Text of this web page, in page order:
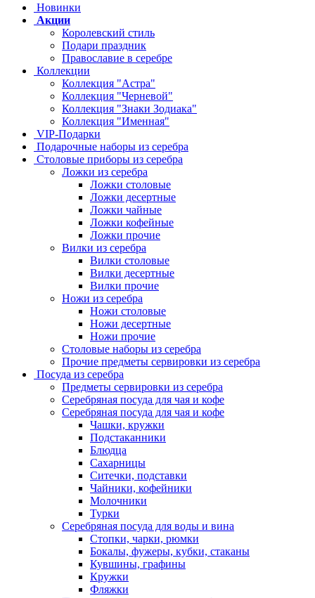
Новинки
Акции
Королевский стиль
Подари праздник
Православие в серебре
Коллекции
Коллекция "Астра"
Коллекция "Черневой"
Коллекция "Знаки Зодиака"
Коллекция "Именная"
VIP-Подарки
Подарочные наборы из серебра
Столовые приборы из серебра
Ложки из серебра
Ложки столовые
Ложки десертные
Ложки чайные
Ложки кофейные
Ложки прочие
Вилки из серебра
Вилки столовые
Вилки десертные
Вилки прочие
Ножи из серебра
Ножи столовые
Ножи десертные
Ножи прочие
Столовые наборы из серебра
Прочие предметы сервировки из серебра
Посуда из серебра
Предметы сервировки из серебра
Серебряная посуда для чая и кофе
Серебряная посуда для чая и кофе
Чашки, кружки
Подстаканники
Блюдца
Сахарницы
Ситечки, подставки
Чайники, кофейники
Молочники
Турки
Серебряная посуда для воды и вина
Стопки, чарки, рюмки
Бокалы, фужеры, кубки, стаканы
Кувшины, графины
Кружки
Фляжки